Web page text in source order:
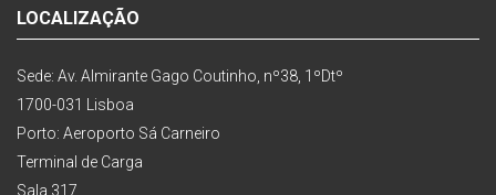
LOCALIZAÇÃO
Sede: Av. Almirante Gago Coutinho, nº38, 1ºDtº
1700-031 Lisboa
Porto: Aeroporto Sá Carneiro
Terminal de Carga
Sala 317